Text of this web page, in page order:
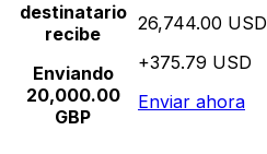
destinatario
recibe
Enviando
20,000.00
GBP
26,744.00 USD
+375.79 USD
Enviar ahora